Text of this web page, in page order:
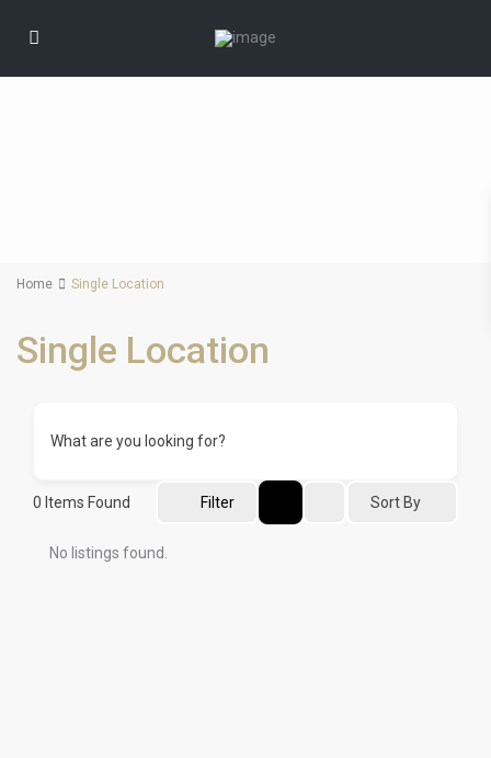
Home Single Location
Single Location
What are you looking for?
0 Items Found Filter Sort By
No listings found.